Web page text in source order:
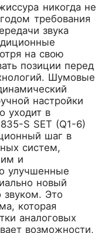
никогда не
требования
звука
на свою
позиции перед
Шумовые
настройки
уходит в
S SET (Q1-6)
шаг в
систем,
и
улучшенные
новый
звуком. Это
которая
аналоговых
возможности,